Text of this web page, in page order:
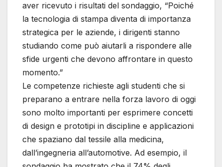
aver ricevuto i risultati del sondaggio, “Poiché
la tecnologia di stampa diventa di importanza
strategica per le aziende, i dirigenti stanno
studiando come può aiutarli a rispondere alle
sfide urgenti che devono affrontare in questo
momento.”
Le competenze richieste agli studenti che si
preparano a entrare nella forza lavoro di oggi
sono molto importanti per esprimere concetti
di design e prototipi in discipline e applicazioni
che spaziano dal tessile alla medicina,
dall’ingegneria all’automotive. Ad esempio, il